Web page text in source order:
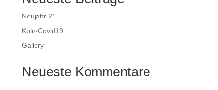
Neujahr 21
Köln-Covid19
Gallery
Neueste Kommentare